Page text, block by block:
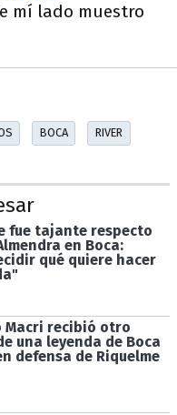
mí lado muestro
BOCA RIVER
fue tajante respecto
en Boca:
qué quiere hacer
Macri recibió otro
una leyenda de Boca
defensa de Riquelme